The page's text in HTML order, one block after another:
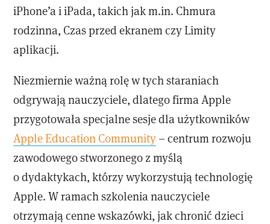
iPhone’a i iPada, takich jak m.in. Chmura
rodzinna, Czas przed ekranem czy Limity
aplikacji.
Niezmiernie ważną rolę w tych staraniach
odgrywają nauczyciele, dlatego firma Apple
przygotowała specjalne sesje dla użytkowników
Apple Education Community – centrum rozwoju
zawodowego stworzonego z myślą
o dydaktykach, którzy wykorzystują technologię
Apple. W ramach szkolenia nauczyciele
otrzymają cenne wskazówki, jak chronić dzieci